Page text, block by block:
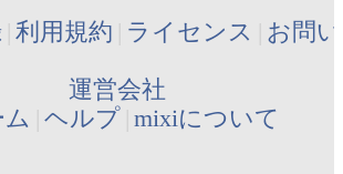
利用規約 ライセンス お問
運営会社
ヘルプ mixiについて